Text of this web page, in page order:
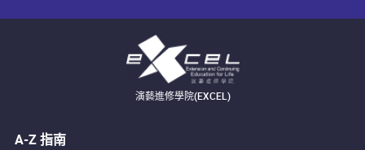
演藝進修學院(EXCEL)
A-Z 指南